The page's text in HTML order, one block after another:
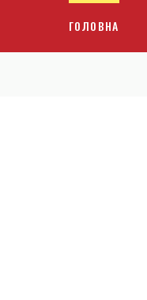
ГОЛОВНА